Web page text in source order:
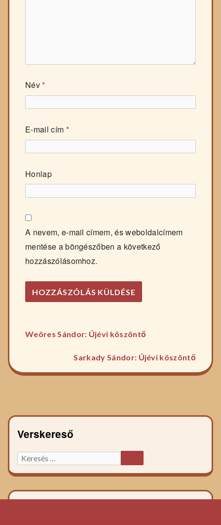
Név*
E-mail cím *
Honlap
A nevem, e-mail címem, és weboldalcímem
mentése a böngészőben a következő
hozzászólásomhoz.
Bejegyzés
navigáció
főzelék
Weöres Sándor: Újévi köszöntő
Sarkady Sándor: Újévi köszöntő
Verskereső
Keresett
főzelék